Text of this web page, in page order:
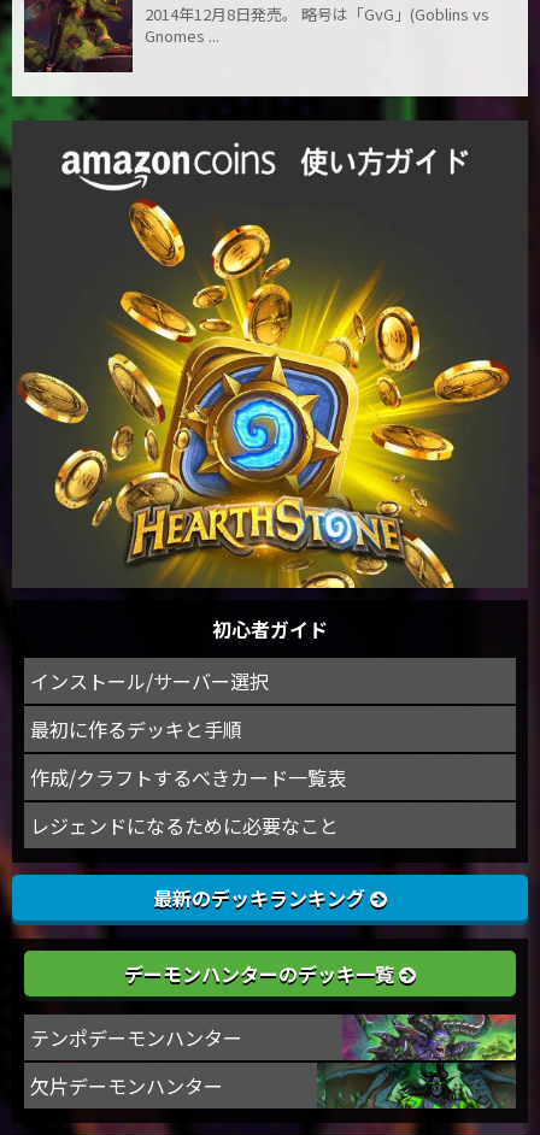
2014年12月8日発売。 略号は「GvG」(Goblins vs
Gnomes ...
初心者ガイド
インストール/サーバー選択
最初に作るデッキと手順
作成/クラフトするべきカード一覧表
レジェンドになるために必要なこと
最新のデッキランキング
デーモンハンターのデッキ一覧
テンポデーモンハンター
欠片デーモンハンター